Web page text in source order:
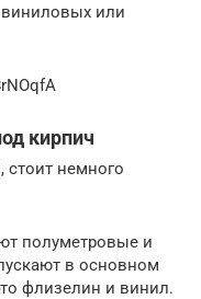
или
кирпич
стоит немного
полуметровые и
в основном
флизелин и винил.